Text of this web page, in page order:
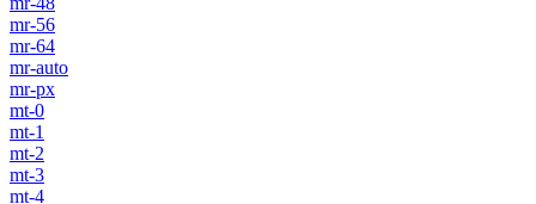
mr-56
mr-64
mr-auto
mr-px
mt-0
mt-1
mt-2
mt-3
mt-4